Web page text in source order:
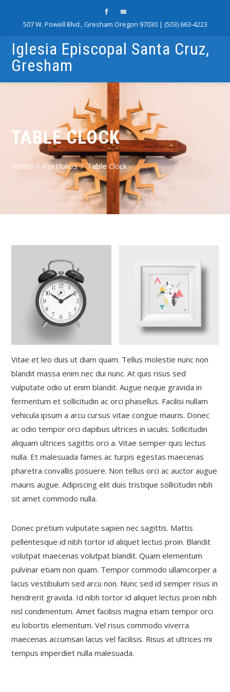
507 W. Powell Blvd., Gresham Oregon 97030 | (503) 663-4223
Iglesia Episcopal Santa Cruz,
Gresham
TABLE CLOCK
Home Portfolios Table Clock
Vitae et leo duis ut diam quam. Tellus molestie nunc non
blandit massa enim nec dui nunc. At quis risus sed
vulputate odio ut enim blandit. Augue neque gravida in
fermentum et sollicitudin ac orci phasellus. Facilisi nullam
vehicula ipsum a arcu cursus vitae congue mauris. Donec
ac odio tempor orci dapibus ultrices in iaculis. Sollicitudin
aliquam ultrices sagittis orci a. Vitae semper quis lectus
nulla. Et malesuada fames ac turpis egestas maecenas
pharetra convallis posuere. Non tellus orci ac auctor augue
mauris augue. Adipiscing elit duis tristique sollicitudin nibh
sit amet commodo nulla.
Donec pretium vulputate sapien nec sagittis. Mattis
pellentesque id nibh tortor id aliquet lectus proin. Blandit
volutpat maecenas volutpat blandit. Quam elementum
pulvinar etiam non quam. Tempor commodo ullamcorper a
lacus vestibulum sed arcu non. Nunc sed id semper risus in
hendrerit gravida. Id nibh tortor id aliquet lectus proin nibh
nisl condimentum. Amet facilisis magna etiam tempor orci
eu lobortis elementum. Vel risus commodo viverra
maecenas accumsan lacus vel facilisis. Risus at ultrices mi
tempus imperdiet nulla malesuada.